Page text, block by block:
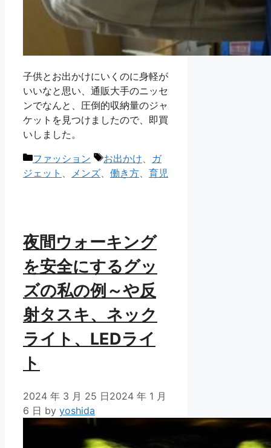
子供とお出かけにいくのに身軽が
いいなと思い、通販大手のニッセ
ンでなんと、圧倒的収納量のジャ
ケットを見つけましたので、即買
いしました。
カ
テ
ファッション
タ
グ
お出かけ、 ガ
ジェット 、 メンズ、 働き方、 育児
夜間ウォーキング
を安全にするグッ
ズの私の例～や反
射タスキ、ネック
ライト、LEDライ
ト
2024 年 3 月 25 日2024 年 1 月
6 日 by yoshida